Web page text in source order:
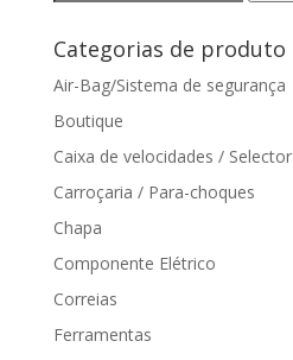
Categorias de produto
Air-Bag/Sistema de segurança
Boutique
Caixa de velocidades / Selector
Carroçaria / Para-choques
Chapa
Componente Elétrico
Correias
Ferramentas